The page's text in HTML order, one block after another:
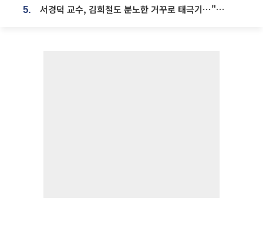
5. 서경덕 교수, 김희철도 분노한 거꾸로 태극기⋯"엉터리는 아냐, 아쉬울 뿐"